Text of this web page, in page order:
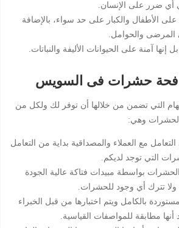
أي ضرر على الإنسان.
على الأطفال والكبار على حد سواء، بالإضافة
المرضى والحوامل.
آمنة على الحيوانات الأليفة والنباتات.
حشرات فى السويس
التي تضمن من خلالها أن توفر لك ولكل من
وهي:
التعامل مع العملاء والمصداقية بداية من التعامل
التي توجد لديكم.
بواسطة مبيدات فتاكة عالية الجودة
تترك أي وجود للحشرات.
بالكامل ويتم اختبارها من قبل الخبراء
أنها مطابقة للمواصفات القياسية.